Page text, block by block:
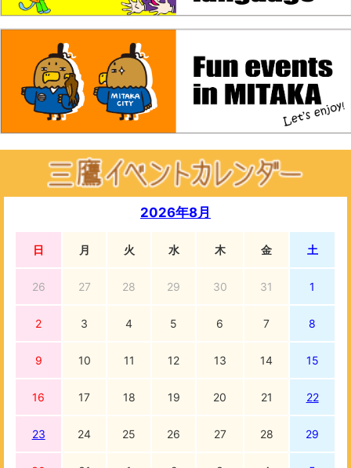
2026年8月
日 月 火 水 木 金 土
26 27 28 29 30 31 1
2 3 4 5 6 7 8
9 10 11 12 13 14 15
16 17 18 19 20 21 22
23 24 25 26 27 28 29